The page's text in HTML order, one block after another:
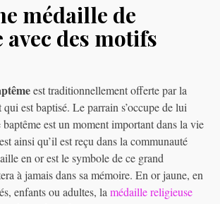
médaille de
avec des motifs
est traditionnellement offerte par la
qui est baptisé. Le parrain s’occupe de lui
est un moment important dans la vie
ainsi qu’il est reçu dans la communauté
en or est le symbole de ce grand
à jamais dans sa mémoire. En or jaune, en
enfants ou adultes, la médaille religieuse